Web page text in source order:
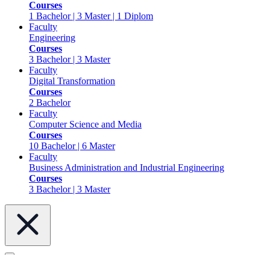
Courses
1 Bachelor | 3 Master | 1 Diplom
Faculty
Engineering
Courses
3 Bachelor | 3 Master
Faculty
Digital Transformation
Courses
2 Bachelor
Faculty
Computer Science and Media
Courses
10 Bachelor | 6 Master
Faculty
Business Administration and Industrial Engineering
Courses
3 Bachelor | 3 Master